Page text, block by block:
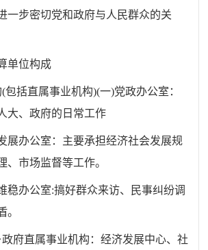
一步密切党和政府与人民群众的关
单位构成
(包括直属事业机构)(一)党政办公室：
大、政府的日常工作
展办公室：主要承担经济社会发展规
、市场监督等工作。
稳办公室:搞好群众来访、民事纠纷调
。
府直属事业机构：经济发展中心、社